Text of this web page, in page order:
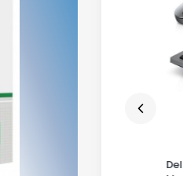
Dell Silent Mouse - MS355